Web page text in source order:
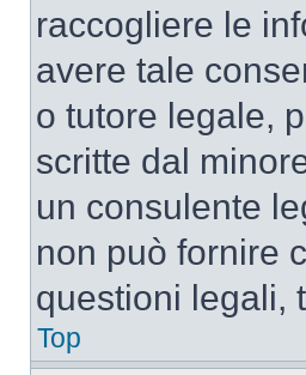
raccogliere le
avere tale
o tutore legale,
scritte dal
un consulente
non può fornire
questioni legali,
Top